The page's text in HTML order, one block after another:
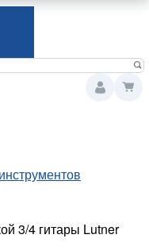
3/4 гитары Lutner